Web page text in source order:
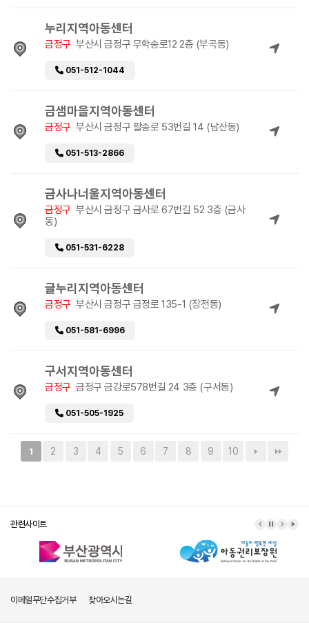
누리지역아동센터
금정구 부산시 금정구 무학송로12 2층 (부곡동)
051-512-1044
금샘마을지역아동센터
금정구 부산시 금정구 팔송로 53번길 14 (남산동)
051-513-2866
금사나너울지역아동센터
금정구 부산시 금정구 금사로 67번길 52 3층 (금사
동)
051-531-6228
글누리지역아동센터
금정구 부산시 금정구 금정로 135-1 (장전동)
051-581-6996
구서지역아동센터
금정구 금정구 금강로578번길 24 3층 (구서동)
051-505-1925
1 2 3 4 5 6 7 8 9 10
관련사이트
이메일무단수집거부 찾아오시는길